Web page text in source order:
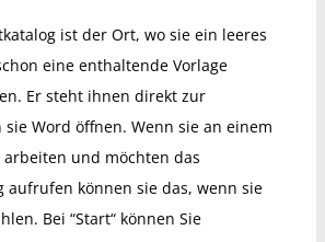
ist der Ort, wo sie ein leeres
eine enthaltende Vorlage
Er steht ihnen direkt zur
Word öffnen. Wenn sie an einem
arbeiten und möchten das
aufrufen können sie das, wenn sie
Bei “Start“ können Sie